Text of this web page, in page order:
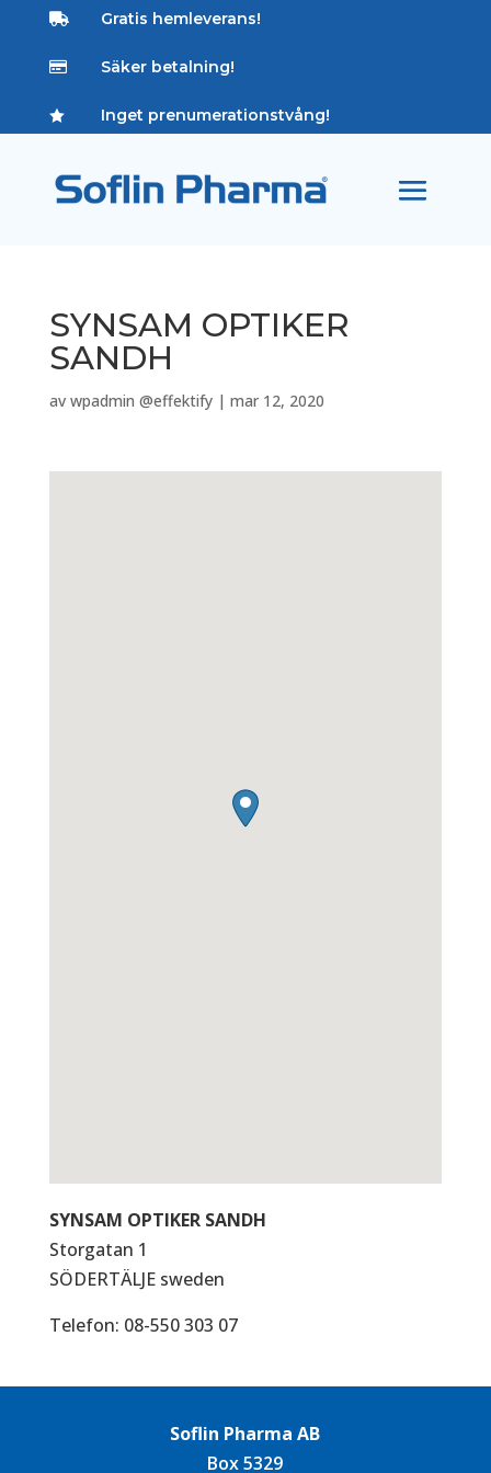
 Gratis hemleverans!
 Säker betalning!
 Inget prenumerationstvång!
SYNSAM OPTIKER
SANDH
av wpadmin @effektify| mar 12, 2020
SYNSAM OPTIKER SANDH
Storgatan 1
SÖDERTÄLJE sweden
Telefon: 08-550 303 07
Soflin Pharma AB
Box 5329